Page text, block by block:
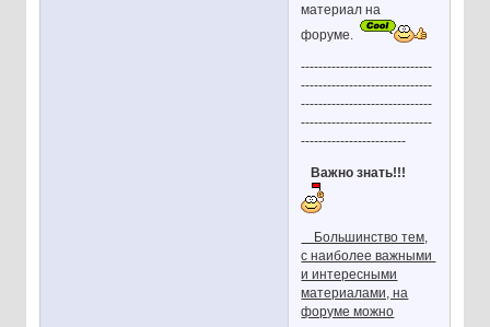
материал на
форуме.
------------------------------
------------------------------
------------------------------
------------------------------
------------------------
Важно знать!!!
Большинство тем,
с наиболее важными
и интересными
материалами, на
форуме можно